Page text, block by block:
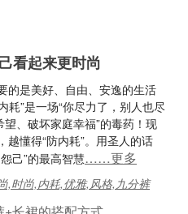
看起来更时尚
的是美好、自由、安逸的生活
耗”是一场“你尽力了，别人也尽
望、破坏家庭幸福”的毒药！现
越懂得“防内耗”。用圣人的话
己”的最高智慧……更多
,时尚,内耗,优雅,风格,九分裤